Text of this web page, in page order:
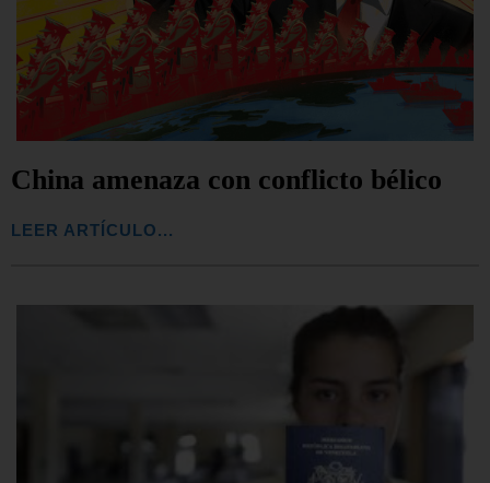
China amenaza con conflicto bélico
LEER ARTÍCULO...